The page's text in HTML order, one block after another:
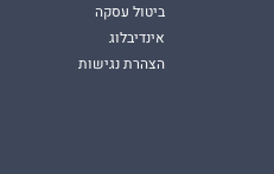
ביטול עסקה
אינדיבלוג
הצהרת נגישות